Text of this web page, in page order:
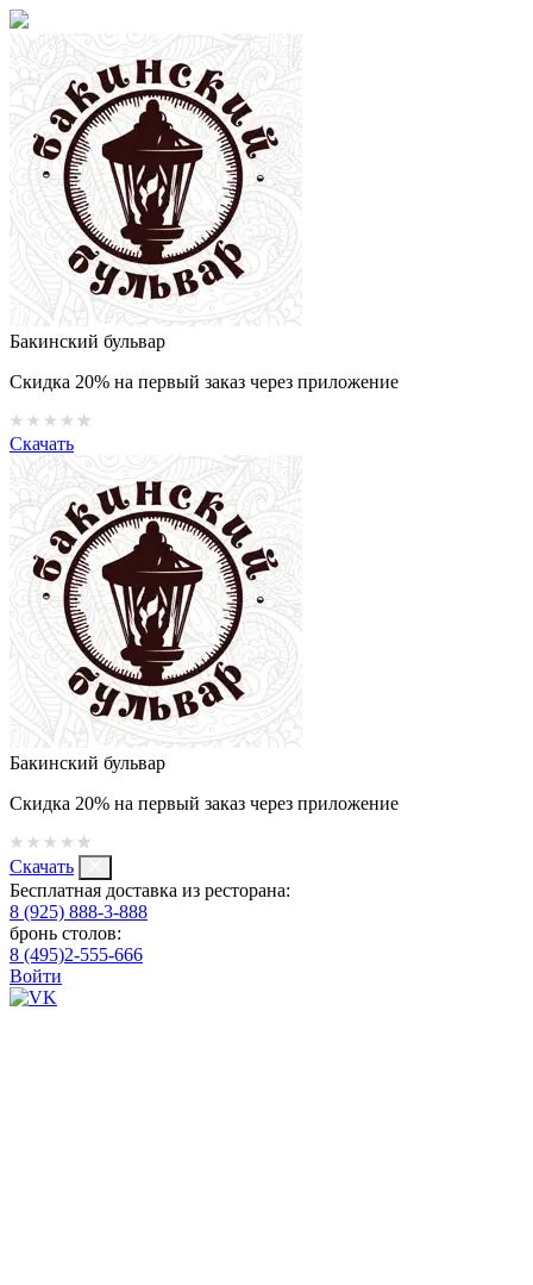
Бакинский бульвар
Скидка 20% на первый заказ через приложение
Скачать
Бакинский бульвар
Скидка 20% на первый заказ через приложение
Скачать
Бесплатная доставка из ресторана:
8 (925) 888-3-888
бронь столов:
8 (495)2-555-666
Войти